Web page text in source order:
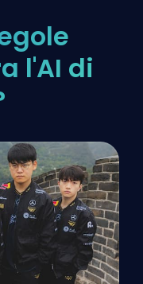
l'AI di